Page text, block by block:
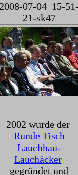
2008-07-04_15-
21-sk47
2002 wurde der
Runde Tisch
Lauchhau-
Lauchäcker
gegründet und